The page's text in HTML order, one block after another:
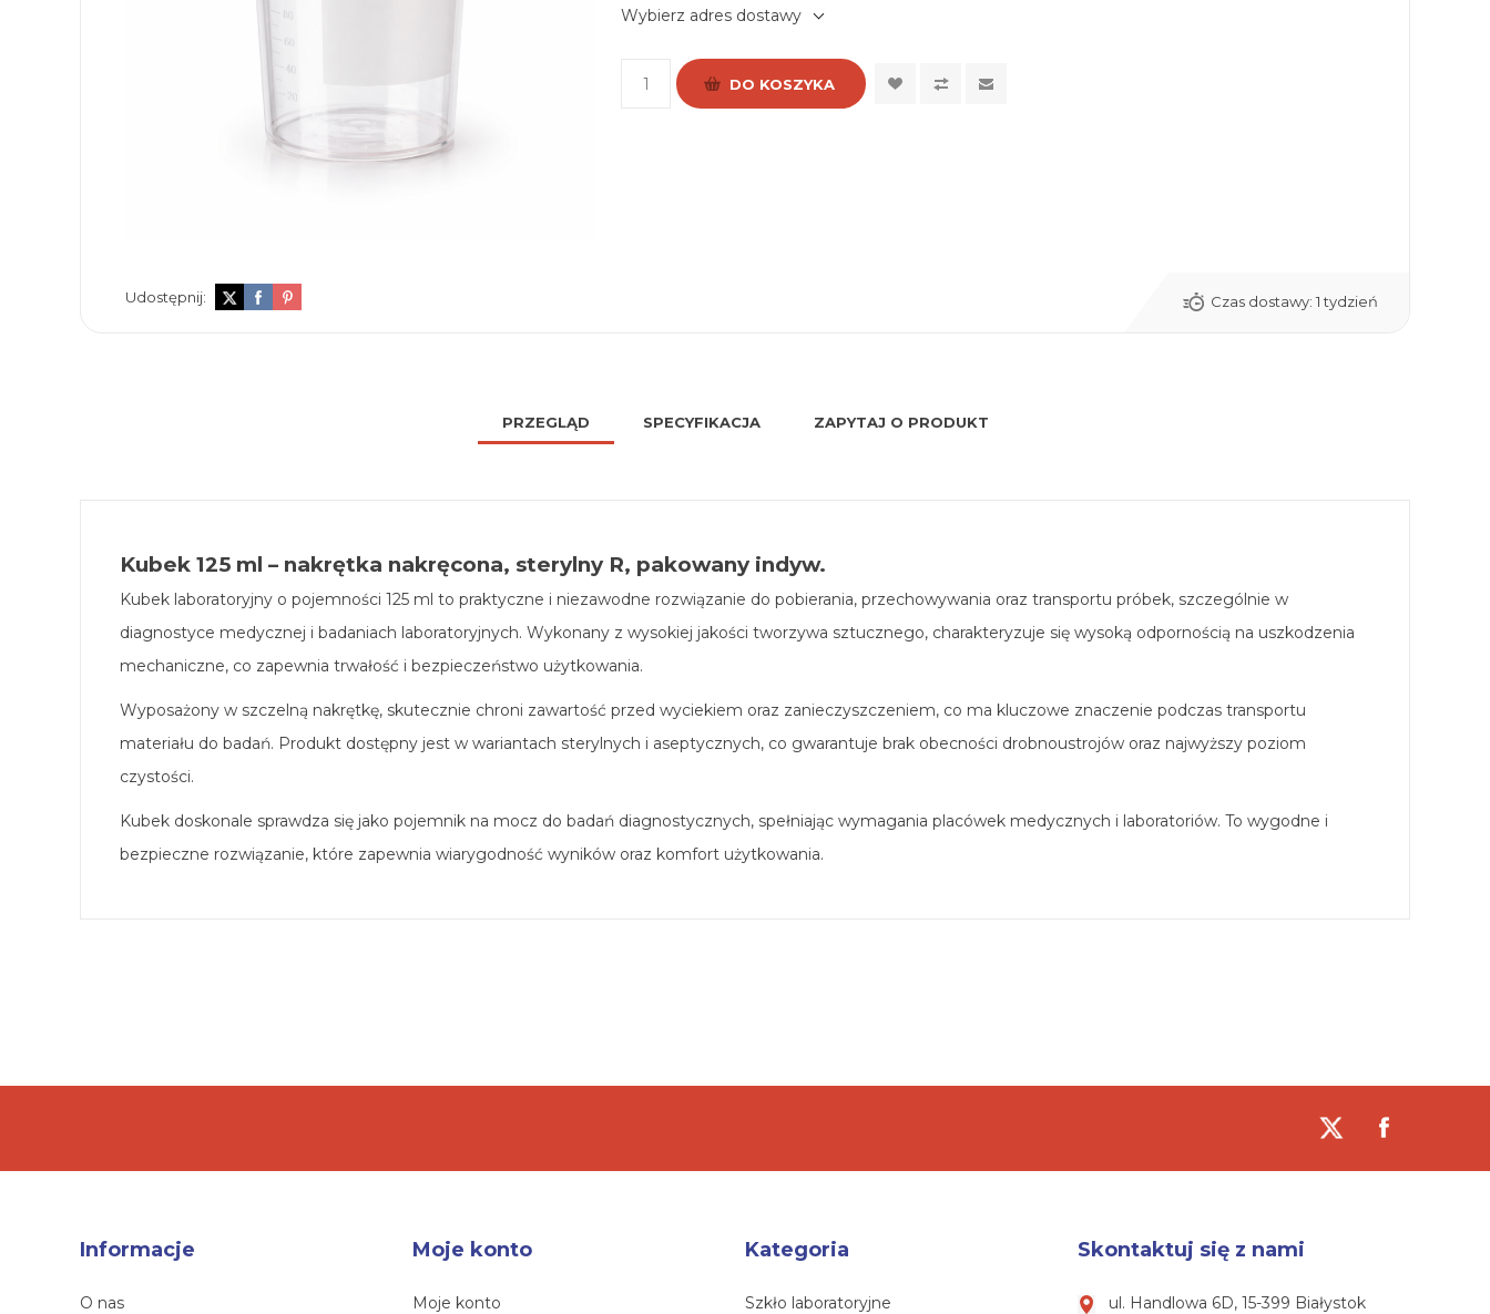
Wybierz adres dostawy
DO KOSZYKA
Udostępnij: Czas dostawy: 1 tydzień
PRZEGLĄD SPECYFIKACJA ZAPYTAJ O PRODUKT
Kubek 125 ml – nakrętka nakręcona, sterylny R, pakowany indyw.
Kubek laboratoryjny o pojemności 125 ml to praktyczne i niezawodne rozwiązanie do pobierania, przechowywania oraz transportu próbek, szczególnie w
diagnostyce medycznej i badaniach laboratoryjnych. Wykonany z wysokiej jakości tworzywa sztucznego, charakteryzuje się wysoką odpornością na uszkodzenia
mechaniczne, co zapewnia trwałość i bezpieczeństwo użytkowania.
Wyposażony w szczelną nakrętkę, skutecznie chroni zawartość przed wyciekiem oraz zanieczyszczeniem, co ma kluczowe znaczenie podczas transportu
materiału do badań. Produkt dostępny jest w wariantach sterylnych i aseptycznych, co gwarantuje brak obecności drobnoustrojów oraz najwyższy poziom
czystości.
Kubek doskonale sprawdza się jako pojemnik na mocz do badań diagnostycznych, spełniając wymagania placówek medycznych i laboratoriów. To wygodne i
bezpieczne rozwiązanie, które zapewnia wiarygodność wyników oraz komfort użytkowania.
Informacje
O nas
Moje konto
Moje konto
Kategoria
Szkło laboratoryjne
Skontaktuj się z nami
ul. Handlowa 6D, 15-399 Białystok